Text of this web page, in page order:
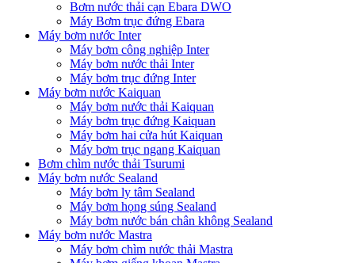
Bơm nước thải cạn Ebara DWO
Máy Bơm trục đứng Ebara
Máy bơm nước Inter
Máy bơm công nghiệp Inter
Máy bơm nước thải Inter
Máy bơm trục đứng Inter
Máy bơm nước Kaiquan
Máy bơm nước thải Kaiquan
Máy bơm trục đứng Kaiquan
Máy bơm hai cửa hút Kaiquan
Máy bơm trục ngang Kaiquan
Bơm chìm nước thải Tsurumi
Máy bơm nước Sealand
Máy bơm ly tâm Sealand
Máy bơm họng súng Sealand
Máy bơm nước bán chân không Sealand
Máy bơm nước Mastra
Máy bơm chìm nước thải Mastra